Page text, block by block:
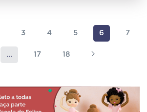
3 4 5 6 7
... 17 18